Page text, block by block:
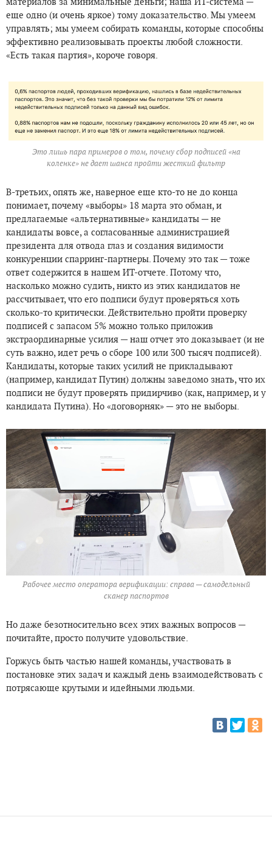
еще одно (и очень яркое) тому доказательство. Мы умеем
управлять; мы умеем собирать команды, которые способны
эффективно реализовывать проекты любой сложности.
«Есть такая партия», короче говоря.
Это лишь пара примеров о том, почему сбор подписей «на
коленке» не дает шанса пройти жесткий фильтр
В-третьих, опять же, наверное еще кто-то не до конца
понимает, почему «выборы» 18 марта это обман, и
предлагаемые «альтернативные» кандидаты — не
кандидаты вовсе, а согласованные администрацией
президента для отвода глаз и создания видимости
конкуренции спарринг-партнеры. Почему это так — тоже
ответ содержится в нашем ИТ-отчете. Потому что,
насколько можно судить, никто из этих кандидатов не
рассчитывает, что его подписи будут проверяться хоть
сколько-то критически. Действительно пройти проверку
подписей с запасом 5% можно только приложив
экстраординарные усилия — наш отчет это доказывает (и не
суть важно, идет речь о сборе 100 или 300 тысяч подписей).
Кандидаты, которые таких усилий не прикладывают
(например, кандидат Путин) должны заведомо знать, что их
подписи не будут проверять придирчиво (как, например, и у
кандидата Путина). Но «договорняк» — это не выборы.
Рабочее место оператора верификации: справа — самодельный
сканер паспортов
Но даже безотносительно всех этих важных вопросов —
почитайте, просто получите удовольствие.
Горжусь быть частью нашей команды, участвовать в
постановке этих задач и каждый день взаимодействовать с
потрясающе крутыми и идейными людьми.